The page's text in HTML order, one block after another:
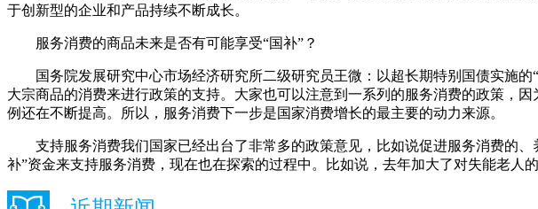
于创新型的企业和产品持续不断成长。
服务消费的商品未来是否有可能享受“国补”？
国务院发展研究中心市场经济研究所二级研究员王微：以超长期特别国债实施的
大宗商品的消费来进行政策的支持。大家也可以注意到一系列的服务消费的政策，
例还在不断提高。所以，服务消费下一步是国家消费增长的最主要的动力来源。
支持服务消费我们国家已经出台了非常多的政策意见，比如说促进服务消费的、
补”资金来支持服务消费，现在也在探索的过程中。比如说，去年加大了对失能老人